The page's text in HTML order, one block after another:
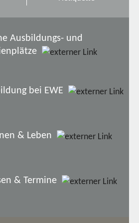
Ausbildungs- und
bei EWE
& Leben
& Termine